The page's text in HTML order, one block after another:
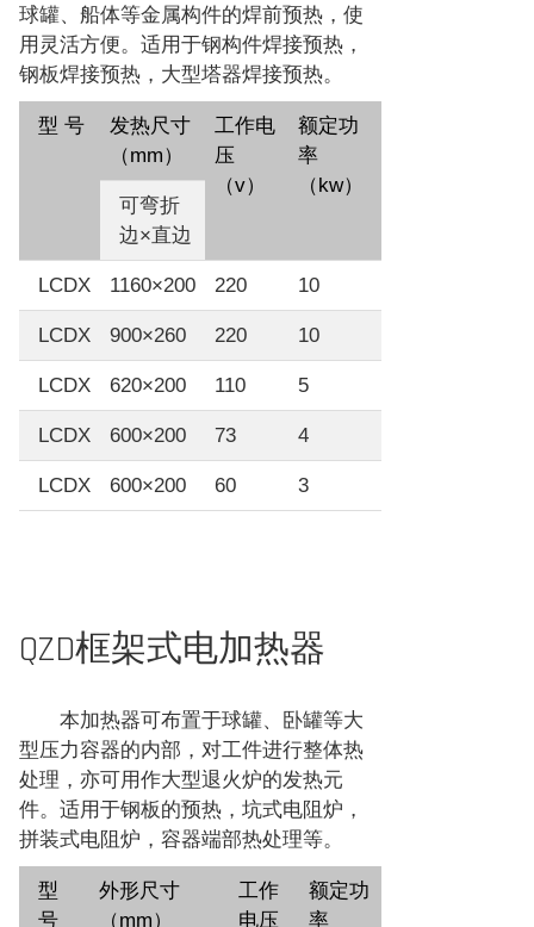
球罐、船体等金属构件的焊前预热，使
用灵活方便。适用于钢构件焊接预热，
钢板焊接预热，大型塔器焊接预热。
型 号
发热尺寸
（mm）
工作电
压
（v）
额定功
率
（kw）
可弯折
边×直边
LCDX 1160×200 220 10
LCDX 900×260 220 10
LCDX 620×200 110 5
LCDX 600×200 73 4
LCDX 600×200 60 3
QZD框架式电加热器
本加热器可布置于球罐、卧罐等大
型压力容器的内部，对工件进行整体热
处理，亦可用作大型退火炉的发热元
件。适用于钢板的预热，坑式电阻炉，
拼装式电阻炉，容器端部热处理等。
型
号
外形尺寸
（mm）
工作
电压
额定功
率